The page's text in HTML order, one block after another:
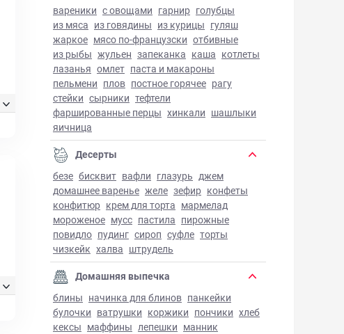
вареники с овощами гарнир голубцы
из мяса из говядины из курицы гуляш
жаркое мясо по-французски отбивные
из рыбы жульен запеканка каша котлеты
лазанья омлет паста и макароны
пельмени плов постное горячее рагу
стейки сырники тефтели
фаршированные перцы хинкали шашлыки
яичница
Десерты
безе бисквит вафли глазурь джем
домашнее варенье желе зефир конфеты
конфитюр крем для торта мармелад
мороженое мусс пастила пирожные
повидло пудинг сироп суфле торты
чизкейк халва штрудель
Домашняя выпечка
блины начинка для блинов панкейки
булочки ватрушки коржики пончики хлеб
кексы маффины лепешки манник